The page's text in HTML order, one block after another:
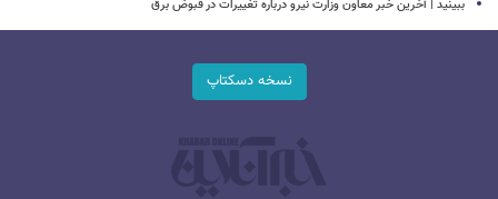
ببینید | آخرین خبر معاون وزارت نیرو درباره تغییرات در قبوض برق
نسخه دسکتاپ